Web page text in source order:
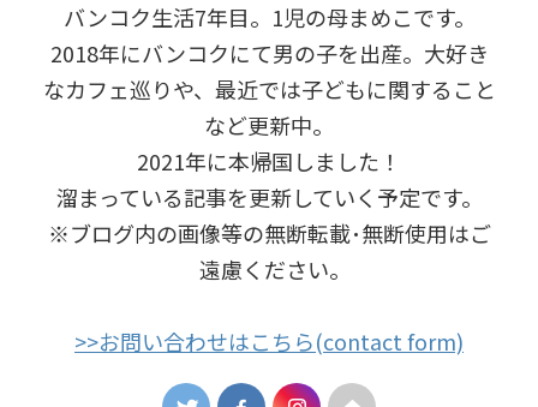
バンコク生活7年目。1児の母まめこです。
2018年にバンコクにて男の子を出産。大好き
なカフェ巡りや、最近では子どもに関すること
など更新中。
2021年に本帰国しました！
溜まっている記事を更新していく予定です。
※ブログ内の画像等の無断転載･無断使用はご
遠慮ください｡
>>お問い合わせはこちら(contact form)